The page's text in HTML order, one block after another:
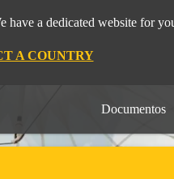
have a dedicated website for
A COUNTRY
Documentos